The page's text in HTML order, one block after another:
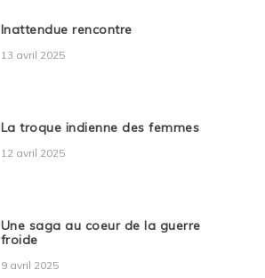
Inattendue rencontre
13 avril 2025
La troque indienne des femmes
12 avril 2025
Une saga au coeur de la guerre
froide
9 avril 2025